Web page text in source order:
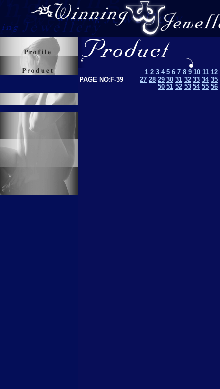
PAGE NO:F-39
1 2 3 4 5 6 7 8 9 10 11 12
27 28 29 30 31 32 33 34 35
50 51 52 53 54 55 56